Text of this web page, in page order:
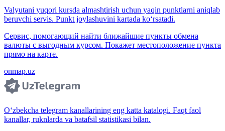
Valyutani yuqori kursda almashtirish uchun yaqin punktlarni aniqlab
beruvchi servis. Punkt joylashuvini kartada ko‘rsatadi.
Сервис, помогающий найти ближайшие пункты обмена
валюты с выгодным курсом. Покажет местоположение пункта
прямо на карте.
onmap.uz
O‘zbekcha telegram kanallarining eng katta katalogi. Faqt faol
kanallar, ruknlarda va batafsil statistikasi bilan.